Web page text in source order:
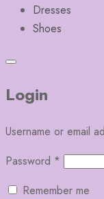
Dresses
Shoes
Login
Username or email
Password *
Remember me